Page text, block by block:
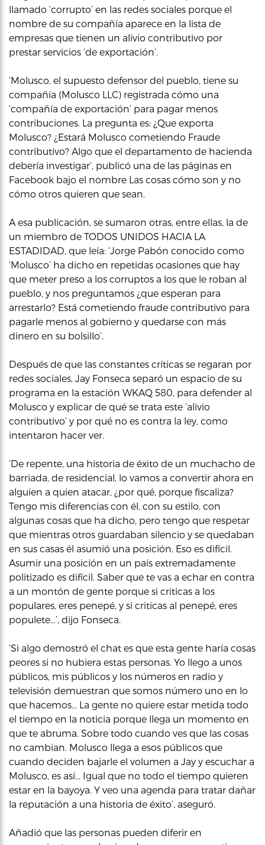
llamado ‘corrupto’ en las redes sociales porque el
nombre de su compañía aparece en la lista de
empresas que tienen un alivio contributivo por
prestar servicios ‘de exportación’.
‘Molusco, el supuesto defensor del pueblo, tiene su
compañía (Molusco LLC) registrada cómo una
‘compañía de exportación’ para pagar menos
contribuciones. La pregunta es: ¿Que exporta
Molusco? ¿Estará Molusco cometiendo Fraude
contributivo? Algo que el departamento de hacienda
debería investigar’, publicó una de las páginas en
Facebook bajo el nombre Las cosas cómo son y no
cómo otros quieren que sean.
A esa publicación, se sumaron otras, entre ellas, la de
un miembro de TODOS UNIDOS HACIA LA
ESTADIDAD, que leía: ‘Jorge Pabón conocido como
‘Molusco’ ha dicho en repetidas ocasiones que hay
que meter preso a los corruptos a los que le roban al
pueblo, y nos preguntamos ¿que esperan para
arrestarlo? Está cometiendo fraude contributivo para
pagarle menos al gobierno y quedarse con más
dinero en su bolsillo’.
Después de que las constantes críticas se regaran por
redes sociales, Jay Fonseca separó un espacio de su
programa en la estación WKAQ 580, para defender al
Molusco y explicar de qué se trata este ‘alivio
contributivo’ y por qué no es contra la ley, como
intentaron hacer ver.
‘De repente, una historia de éxito de un muchacho de
barriada, de residencial, lo vamos a convertir ahora en
alguien a quien atacar, ¿por qué, porque fiscaliza?
Tengo mis diferencias con él, con su estilo, con
algunas cosas que ha dicho, pero tengo que respetar
que mientras otros guardaban silencio y se quedaban
en sus casas él asumió una posición. Eso es difícil.
Asumir una posición en un país extremadamente
politizado es difícil. Saber que te vas a echar en contra
a un montón de gente porque si criticas a los
populares, eres penepé, y si criticas al penepé, eres
populete…’, dijo Fonseca.
‘Si algo demostró el chat es que esta gente haría cosas
peores si no hubiera estas personas. Yo llego a unos
públicos, mis públicos y los números en radio y
televisión demuestran que somos número uno en lo
que hacemos… La gente no quiere estar metida todo
el tiempo en la noticia porque llega un momento en
que te abruma. Sobre todo cuando ves que las cosas
no cambian. Molusco llega a esos públicos que
cuando deciden bajarle el volumen a Jay y escuchar a
Molusco, es así… Igual que no todo el tiempo quieren
estar en la bayoya. Y veo una agenda para tratar dañar
la reputación a una historia de éxito’, aseguró.
Añadió que las personas pueden diferir en